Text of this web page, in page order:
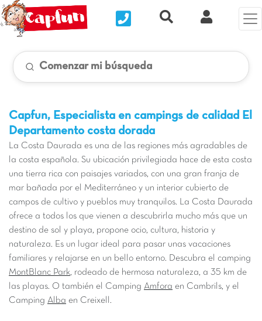
Nous contacterRecherche rapide
Mi
Comenzar mi búsqueda
Capfun, Especialista en campings de calidad
El
Departamento costa dorada
La Costa Daurada es una de las regiones más agradables de
la costa española. Su ubicación privilegiada hace de esta costa
una tierra rica con paisajes variados, con una gran franja de
mar bañada por el Mediterráneo y un interior cubierto de
campos de cultivo y pueblos muy tranquilos. La Costa Daurada
ofrece a todos los que vienen a descubrirla mucho más que un
destino de sol y playa, propone ocio, cultura, historia y
naturaleza. Es un lugar ideal para pasar unas vacaciones
familiares y relajarse en un bello entorno. Descubra el camping
MontBlanc Park, rodeado de hermosa naturaleza, a 35 km de
las playas. O también el Camping Amfora en Cambrils, y el
Camping Alba en Creixell.